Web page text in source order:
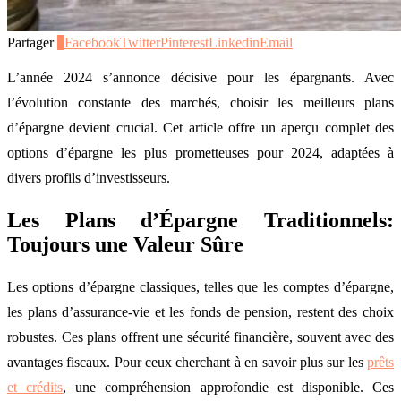
Partager FacebookTwitterPinterestLinkedinEmail
L’année 2024 s’annonce décisive pour les épargnants. Avec
l’évolution constante des marchés, choisir les meilleurs plans
d’épargne devient crucial. Cet article offre un aperçu complet des
options d’épargne les plus prometteuses pour 2024, adaptées à
divers profils d’investisseurs.
Les Plans d’Épargne Traditionnels:
Toujours une Valeur Sûre
Les options d’épargne classiques, telles que les comptes d’épargne,
les plans d’assurance-vie et les fonds de pension, restent des choix
robustes. Ces plans offrent une sécurité financière, souvent avec des
avantages fiscaux. Pour ceux cherchant à en savoir plus sur les prêts
et crédits, une compréhension approfondie est disponible. Ces